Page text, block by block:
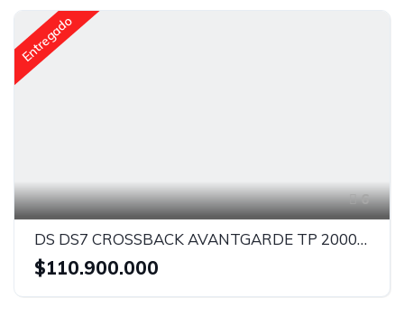
Entregado
6
DS DS7 CROSSBACK AVANTGARDE TP 2000CC TD TC CT
$110.900.000